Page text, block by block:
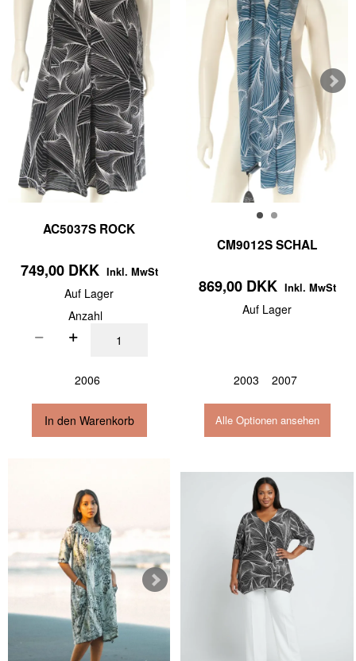
AC5037S ROCK
749,00 DKK Inkl. MwSt
Auf Lager
Anzahl
2006
In den Warenkorb
CM9012S SCHAL
869,00 DKK Inkl. MwSt
Auf Lager
2003 2007
Alle Optionen ansehen